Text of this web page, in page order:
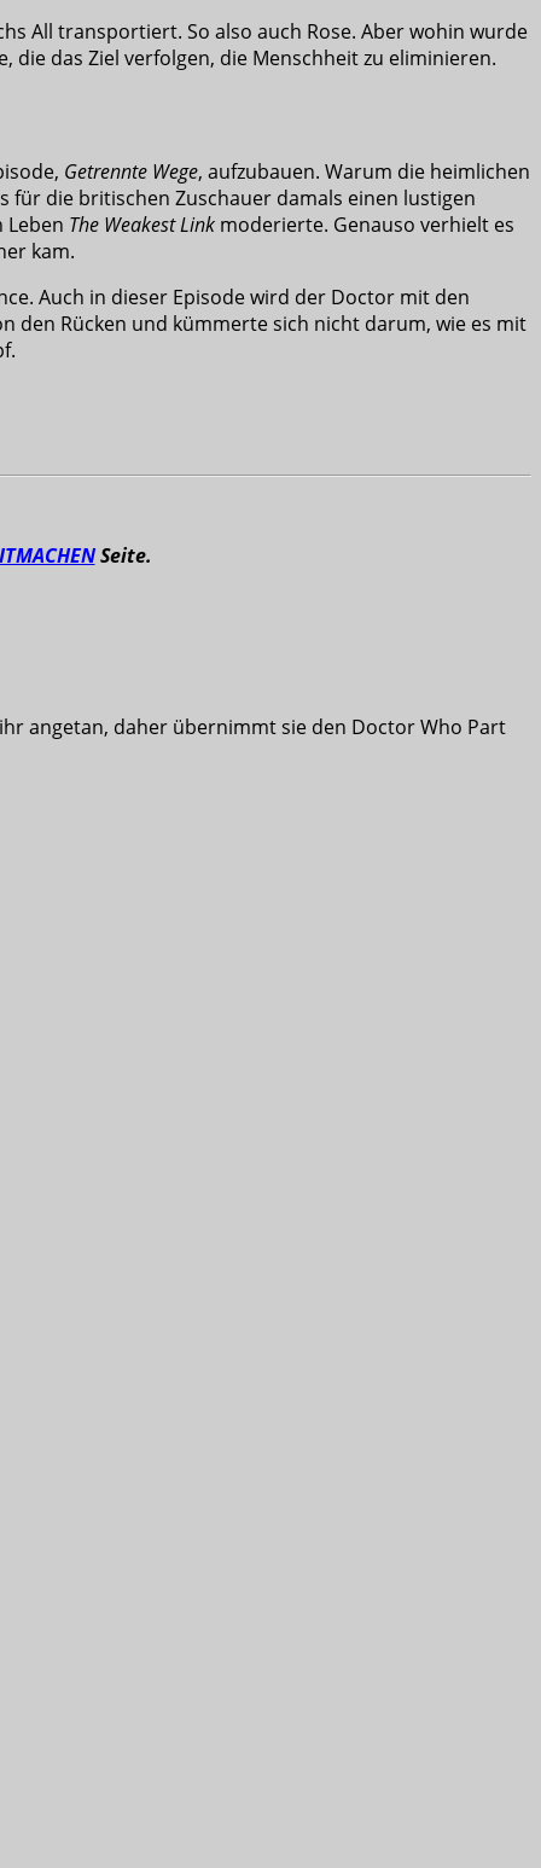
All transportiert. So also auch Rose. Aber wohin wurde
das Ziel verfolgen, die Menschheit zu eliminieren.
Getrennte Wege, aufzubauen. Warum die heimlichen
für die britischen Zuschauer damals einen lustigen
The Weakest Link moderierte. Genauso verhielt es
kam.
Auch in dieser Episode wird der Doctor mit den
den Rücken und kümmerte sich nicht darum, wie es mit
Seite.
angetan, daher übernimmt sie den Doctor Who Part